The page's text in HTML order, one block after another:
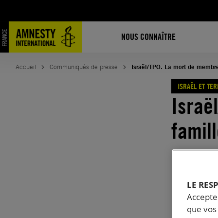
NOUS CONNAÎTRE
contenu
Accueil Communiqués de presse Israël/TPO. La mort de
ISRAËL ET
LE
que